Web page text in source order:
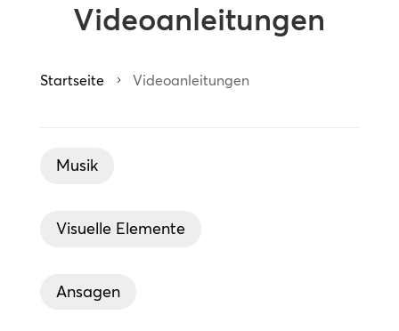
Videoanleitungen
Startseite 5 Videoanleitungen
Musik
Visuelle Elemente
Ansagen